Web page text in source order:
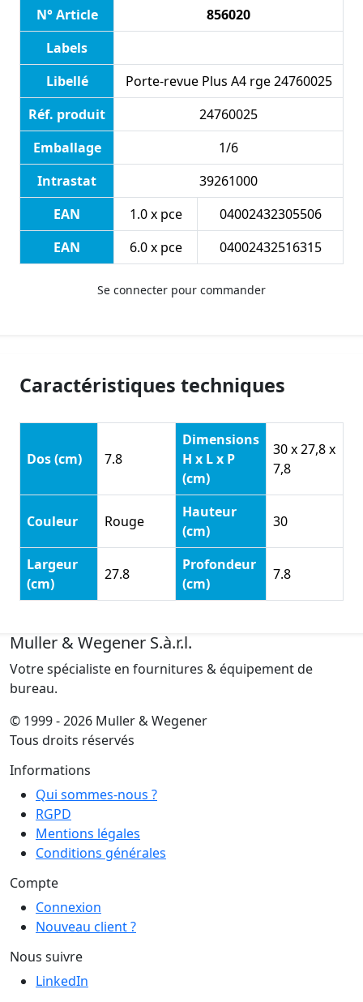
N° Article
856020
Labels
Libellé
Porte-revue Plus A4 rge 24760025
Réf. produit
24760025
Emballage
1/6
Intrastat
39261000
EAN
1.0 x pce
04002432305506
EAN
6.0 x pce 04002432516315
Se connecter pour commander
Caractéristiques techniques
Dos (cm) 7.8
Dimensions
H x L x P
(cm)
30 x 27,8 x
7,8
Couleur Rouge
Hauteur
(cm)
30
Largeur
(cm)
27.8
Profondeur
(cm)
7.8
Muller & Wegener S.à.r.l.
Votre spécialiste en fournitures & équipement de
bureau.
© 1999 - 2026 Muller & Wegener
Tous droits réservés
Informations
Qui sommes-nous ?
RGPD
Mentions légales
Conditions générales
Compte
Connexion
Nouveau client ?
Nous suivre
LinkedIn